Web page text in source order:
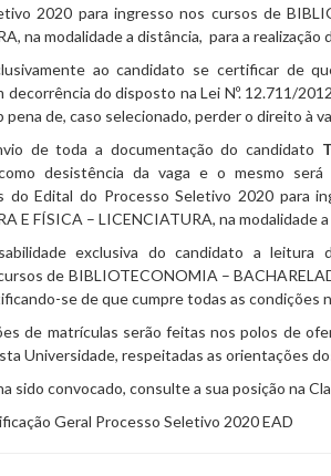
2020 para ingresso nos cursos de
na modalidade a distância, para a
ao candidato se certificar de
decorrência do disposto na Lei Nº. 12.711/
pena de, caso selecionado, perder o direito à
de toda a documentação do candidato
desistência da vaga e o mesmo
do Edital do Processo Seletivo 2020 para
E FÍSICA – LICENCIATURA, na modalidade
exclusiva do candidato a
de BIBLIOTECONOMIA –
se de que cumpre todas as condições
de matrículas serão feitas nos polos de
Universidade, respeitadas as orientações
sido convocado, consulte a sua posição na
Geral Processo Seletivo 2020 EAD